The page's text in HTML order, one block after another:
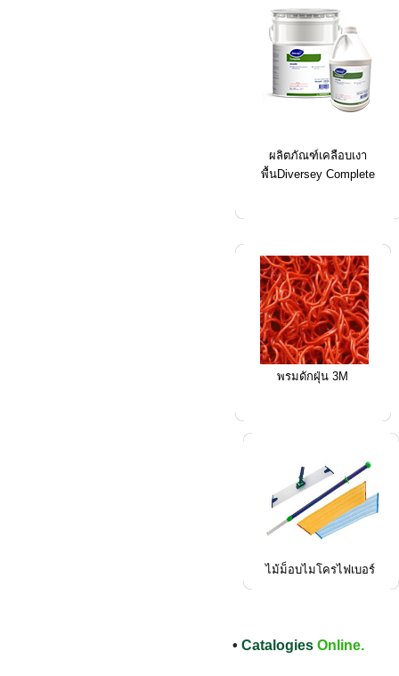
ผลิตภัณฑ์เคลือบเงา
พื้นDiversey Complete
พรมดักฝุ่น 3M
ไม้ม็อบไมโครไฟเบอร์
•Catalogies Online.